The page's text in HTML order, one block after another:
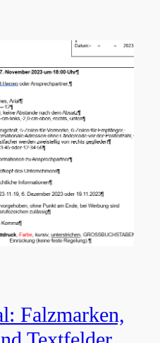
Falzmarken,